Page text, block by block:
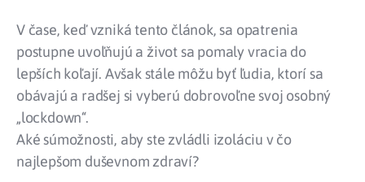
V čase, keď vzniká tento článok, sa opatrenia
postupne uvoľňujú a život sa pomaly vracia do
lepších koľají. Avšak stále môžu byť ľudia, ktorí sa
obávajú a radšej si vyberú dobrovoľne svoj osobný
„lockdown“.
Aké súmožnosti, aby ste zvládli izoláciu v čo
najlepšom duševnom zdraví?